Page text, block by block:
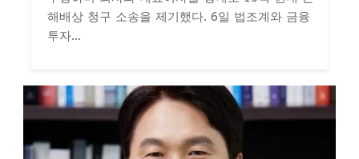
해배상 청구 소송을 제기했다. 6일 법조계와 금융
투자...